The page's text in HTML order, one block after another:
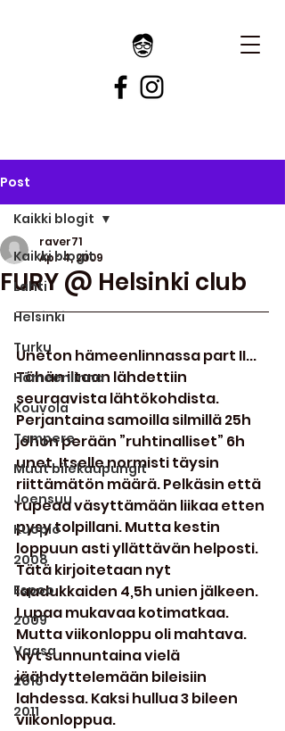
Post
Kaikki blogit
Lahti
Helsinki
Turku
Hämeenlinna
Kouvola
Tampere
Muut bilekaupungit
Joensuu
Kuopio
2008
Espoo
2009
Vaasa
2010
2011
Kaikki blogit
FURY @ Helsinki club
raver71
Apr 4, 2009
Uneton hämeenlinnassa part II...
Tähän iltaan lähdettiin
seuraavista lähtökohdista.
Perjantaina samoilla silmillä 25h
johon perään ”ruhtinalliset” 6h
unet. Itselle normisti täysin
riittämätön määrä. Pelkäsin että
rupeaa väsyttämään liikaa etten
pysy tolpillani. Mutta kestin
loppuun asti yllättävän helposti.
Tätä kirjoitetaan nyt
laadukkaiden 4,5h unien jälkeen.
Lupaa mukavaa kotimatkaa.
Mutta viikonloppu oli mahtava.
Nyt sunnuntaina vielä
jäähdyttelemään bileisiin
lahdessa. Kaksi hullua 3 bileen
viikonloppua.